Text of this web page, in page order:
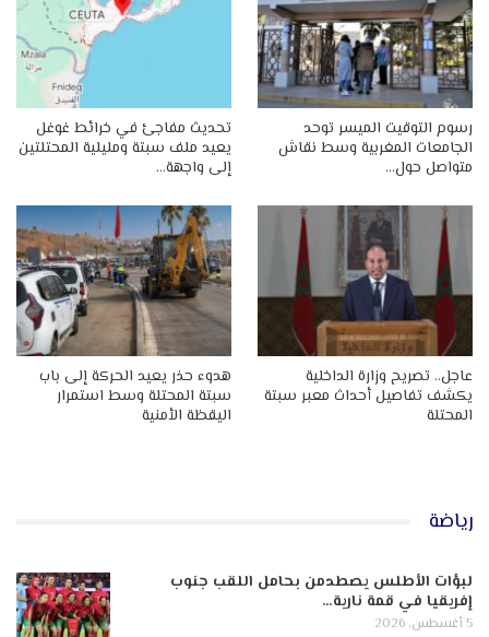
رسوم التوقيت الميسر توحد
الجامعات المغربية وسط نقاش
متواصل حول…
تحديث مفاجئ في خرائط غوغل
يعيد ملف سبتة ومليلية المحتلتين
إلى واجهة…
عاجل.. تصريح وزارة الداخلية
يكشف تفاصيل أحداث معبر سبتة
المحتلة
هدوء حذر يعيد الحركة إلى باب
سبتة المحتلة وسط استمرار
اليقظة الأمنية
رياضة
لبؤات الأطلس يصطدمن بحامل اللقب جنوب
إفريقيا في قمة نارية…
5 أغسطس, 2026